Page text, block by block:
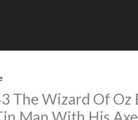
The Wizard Of Oz
cena